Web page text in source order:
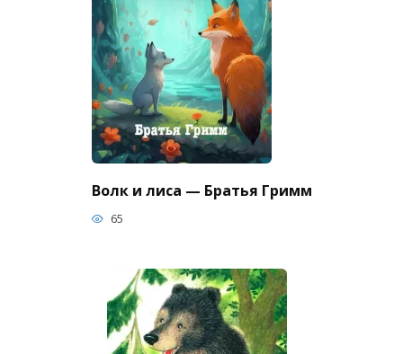
Волк и лиса — Братья Гримм
65